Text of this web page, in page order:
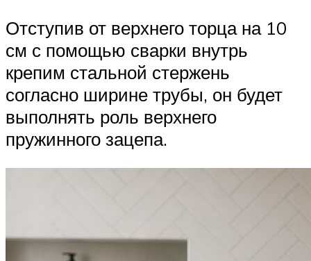
Отступив от верхнего торца на 10
см с помощью сварки внутрь
крепим стальной стержень
согласно ширине трубы, он будет
выполнять роль верхнего
пружинного зацепа.